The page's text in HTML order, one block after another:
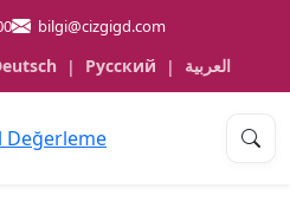
bilgi@cizgigd.com
| Русский | العربية